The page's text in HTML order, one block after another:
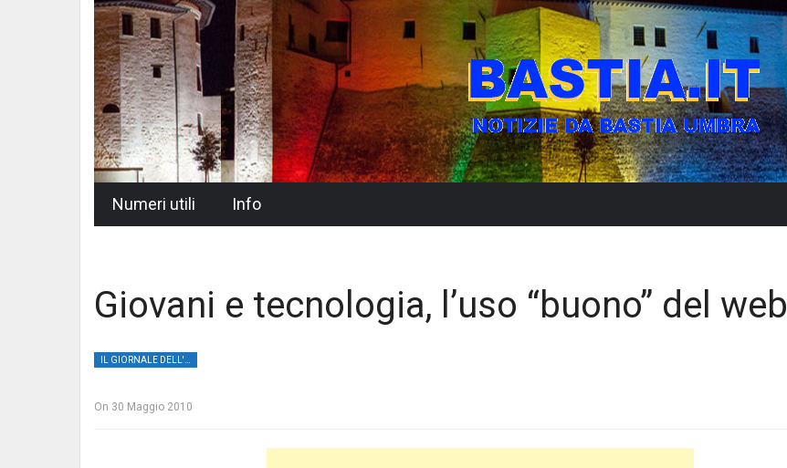
Numeri utili Info
Giovani e tecnologia, l’uso “buono” del web
On 30 Maggio 2010